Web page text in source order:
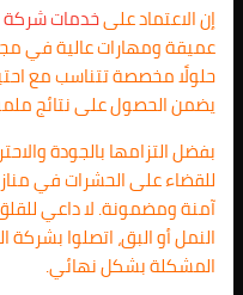
إن الاعتماد علىخدمات شركة
عميقة ومهارات عالية في
حلولًا مخصصة تتناسب مع
يضمن الحصول على نتائج
بفضل التزامها بالجودة
للقضاء على الحشرات في
آمنة ومضمونة. لا داعي
النمل أو البق، اتصلوا
المشكلة بشكل نهائي.